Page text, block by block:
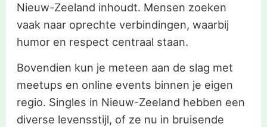
Nieuw-Zeeland inhoudt. Mensen zoeken
vaak naar oprechte verbindingen, waarbij
humor en respect centraal staan.
Bovendien kun je meteen aan de slag met
meetups en online events binnen je eigen
regio. Singles in Nieuw-Zeeland hebben een
diverse levensstijl, of ze nu in bruisende